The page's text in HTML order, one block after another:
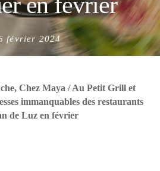
février 2024
Chez Maya / Au Petit Grill et
immanquables des restaurants
de Luz en février